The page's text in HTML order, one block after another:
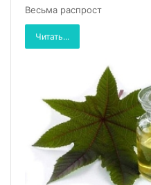
Весьма распрост
Читать...